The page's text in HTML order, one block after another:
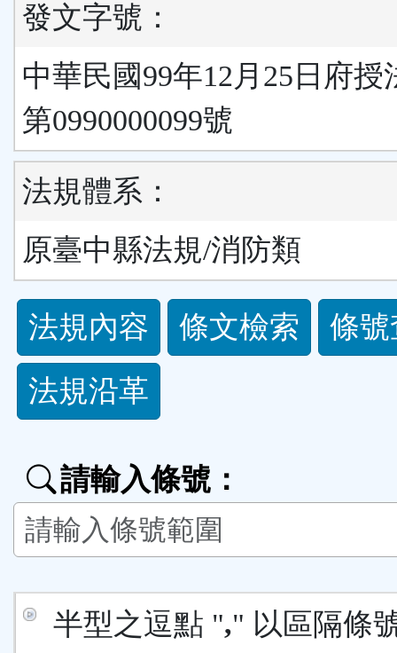
發文字號：
中華民國99年12月25日府授
第0990000099號
法規體系：
原臺中縣法規/消防類
法
規
功
按
鈕
法規內容 條文檢索
條
法規沿革
請輸入條號：
半型之逗點 "," 以區隔條